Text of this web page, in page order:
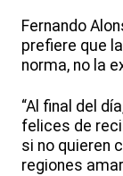
Fernando
prefiere que
norma, no la
“Al final del
felices de
si no quieren
regiones